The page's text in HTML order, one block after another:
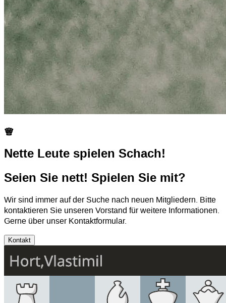
q
Nette Leute spielen Schach!
Seien Sie nett! Spielen Sie mit?
Wir sind immer auf der Suche nach neuen Mitgliedern. Bitte
kontaktieren Sie unseren Vorstand für weitere Informationen.
Gerne über unser Kontaktformular.
Kontakt